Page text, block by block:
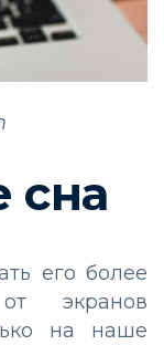
сна
его более
экранов
на наше